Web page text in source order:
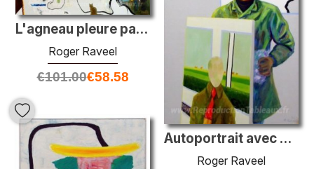
L'agneau pleure patiemment son bonheur ultime dans l'abattoir
Roger Raveel
€101.00€58.58
Autoportrait avec peinture
Roger Raveel